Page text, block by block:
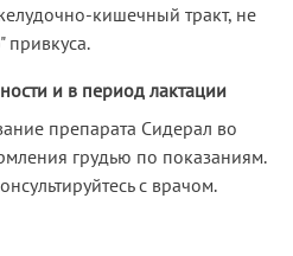
кишечный тракт, не
привкуса.
и в период лактации
препарата Сидерал во
грудью по показаниям.
с врачом.